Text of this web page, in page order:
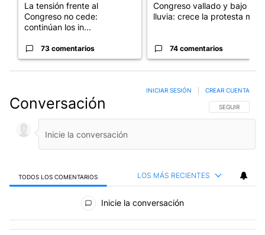
La tensión frente al
Congreso no cede:
continúan los in...
73 comentarios
Congreso vallado y bajo la
lluvia: crece la protesta mi...
74 comentarios
Conversación SIGA ESTA
SEGUIR
INICIAR SESIÓN CREAR CUENTA
TODOS LOS COMENTARIOS LOS MÁS RECIENTES
Todos los comentarios
Inicie la conversación